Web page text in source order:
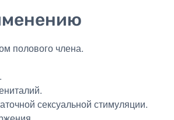
полового члена.
сексуальной стимуляции.